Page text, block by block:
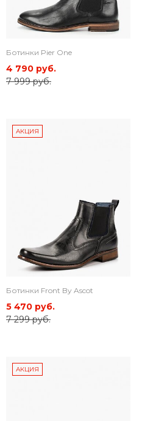
Ботинки Pier One
4 790 руб.
7 999 руб.
АКЦИЯ
Ботинки Front By Ascot
5 470 руб.
7 299 руб.
АКЦИЯ